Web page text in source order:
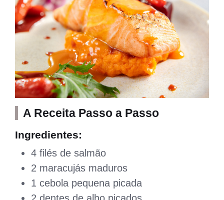
A Receita Passo a Passo
Ingredientes:
4 filés de salmão
2 maracujás maduros
1 cebola pequena picada